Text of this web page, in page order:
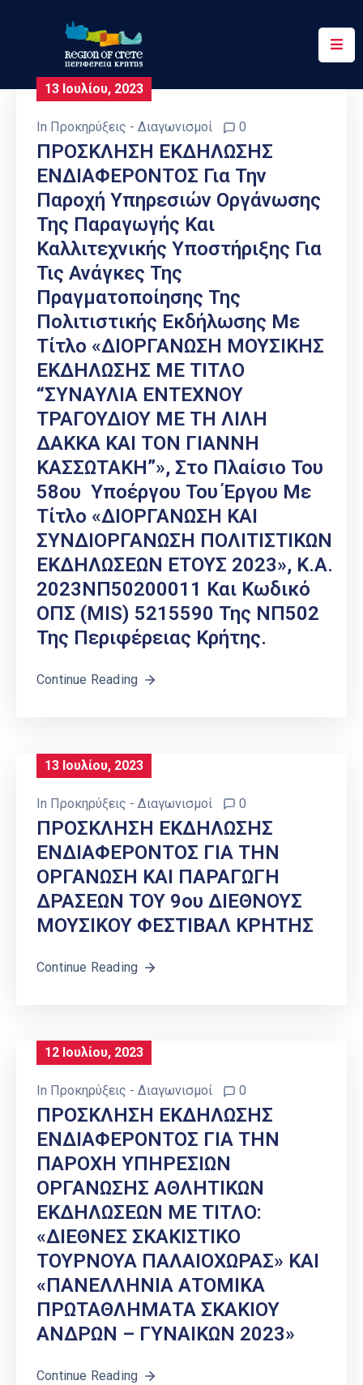
Περιφέρεια
Έργα
Δράσεις
Ψηφιακές
Υπηρεσίες
Επικοινωνία
13 Ιουλίου, 2023
In Προκηρύξεις - Διαγωνισμοί 0
ΠΡΟΣΚΛΗΣΗ ΕΚΔΗΛΩΣΗΣ
ΕΝΔΙΑΦΕΡΟΝΤΟΣ Για Την
Παροχή Υπηρεσιών Οργάνωσης
Της Παραγωγής Και
Καλλιτεχνικής Υποστήριξης Για
Τις Ανάγκες Της
Πραγματοποίησης Της
Πολιτιστικής Εκδήλωσης Με
Τίτλο «ΔΙΟΡΓΑΝΩΣΗ ΜΟΥΣΙΚΗΣ
ΕΚΔΗΛΩΣΗΣ ΜΕ ΤΙΤΛΟ
“ΣΥΝΑΥΛΙΑ ΕΝΤΕΧΝΟΥ
ΤΡΑΓΟΥΔΙΟΥ ΜΕ ΤΗ ΛΙΛΗ
ΔΑΚΚΑ ΚΑΙ ΤΟΝ ΓΙΑΝΝΗ
ΚΑΣΣΩΤΑΚΗ”», Στο Πλαίσιο Του
58ου Υποέργου Του Έργου Με
Τίτλο «ΔΙΟΡΓΑΝΩΣΗ ΚΑΙ
ΣΥΝΔΙΟΡΓΑΝΩΣΗ ΠΟΛΙΤΙΣΤΙΚΩΝ
ΕΚΔΗΛΩΣΕΩΝ ΕΤΟΥΣ 2023», Κ.Α.
2023ΝΠ50200011 Και Κωδικό
ΟΠΣ (MIS) 5215590 Της ΝΠ502
Της Περιφέρειας Κρήτης.
Continue Reading
13 Ιουλίου, 2023
In Προκηρύξεις - Διαγωνισμοί 0
ΠΡΟΣΚΛΗΣΗ ΕΚΔΗΛΩΣΗΣ
ΕΝΔΙΑΦΕΡΟΝΤΟΣ ΓΙΑ ΤΗΝ
ΟΡΓΑΝΩΣΗ ΚΑΙ ΠΑΡΑΓΩΓΗ
ΔΡΑΣΕΩΝ ΤΟΥ 9ου ΔΙΕΘΝΟΥΣ
ΜΟΥΣΙΚΟΥ ΦΕΣΤΙΒΑΛ ΚΡΗΤΗΣ
Continue Reading
12 Ιουλίου, 2023
In Προκηρύξεις - Διαγωνισμοί 0
ΠΡΟΣΚΛΗΣΗ ΕΚΔΗΛΩΣΗΣ
ΕΝΔΙΑΦΕΡΟΝΤΟΣ ΓΙΑ ΤΗΝ
ΠΑΡΟΧΗ ΥΠΗΡΕΣΙΩΝ
ΟΡΓΑΝΩΣΗΣ ΑΘΛΗΤΙΚΩΝ
ΕΚΔΗΛΩΣΕΩΝ ΜΕ ΤΙΤΛΟ:
«ΔΙΕΘΝΕΣ ΣΚΑΚΙΣΤΙΚΟ
ΤΟΥΡΝΟΥΑ ΠΑΛΑΙΟΧΩΡΑΣ» ΚΑΙ
«ΠΑΝΕΛΛΗΝΙΑ ΑΤΟΜΙΚΑ
ΠΡΩΤΑΘΛΗΜΑΤΑ ΣΚΑΚΙΟΥ
ΑΝΔΡΩΝ – ΓΥΝΑΙΚΩΝ 2023»
Continue Reading